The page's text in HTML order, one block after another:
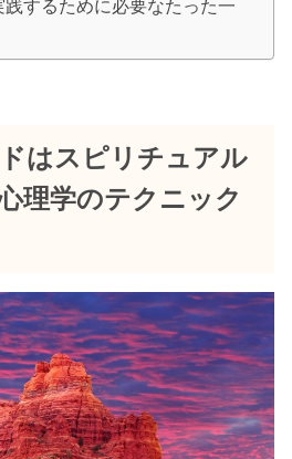
するために必要なたった一
はスピリチュアル
理学のテクニック